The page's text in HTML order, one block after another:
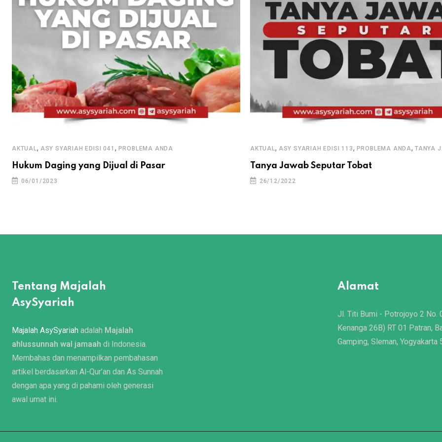
AKTUAL , ASY SYARIAH EDISI 041 , PROBLEMA ANDA
Hukum Daging yang Dijual di Pasar
06/01/2023
AKTUAL , ASY SYARIAH EDISI 113, PROBLEMA ANDA,TANYA
Tanya Jawab Seputar Tobat
26/12/2022
Tentang Majalah
AsySyariah
Majalah AsySyariah adalah Majalah
ahlussunnah wal jamaah di Indonesia.
Membahas dan menampilkan pembahasan
artikel berdasarkan Al-Qur’an dan As Sunnah
dengan apa yang di pahami oleh generasi
awal umat ini.
Alamat
Jl. Titi Bumi - Potrojoyo 2 No.
Kenanga 26B) RT 01 Patran,
Gamping, Sleman, Yogyakarta